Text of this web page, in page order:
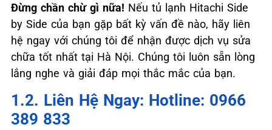
Đừng chần chừ gì nữa! Nếu tủ lạnh Hitachi Side
by Side của bạn gặp bất kỳ vấn đề nào, hãy liên
hệ ngay với chúng tôi để nhận được dịch vụ sửa
chữa tốt nhất tại Hà Nội. Chúng tôi luôn sẵn lòng
lắng nghe và giải đáp mọi thắc mắc của bạn.
1.2. Liên Hệ Ngay: Hotline: 0966
389 833